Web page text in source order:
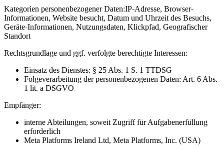
Kategorien personenbezogener Daten:IP-Adresse, Browser-
Informationen, Website besucht, Datum und Uhrzeit des Besuchs,
Geräte-Informationen, Nutzungsdaten, Klickpfad, Geografischer
Standort
Rechtsgrundlage und ggf. verfolgte berechtigte Interessen:
Einsatz des Dienstes: § 25 Abs. 1 S. 1 TTDSG
Folgeverarbeitung der personenbezogenen Daten: Art. 6 Abs.
1 lit. a DSGVO
Empfänger:
interne Abteilungen, soweit Zugriff für Aufgabenerfüllung
erforderlich
Meta Platforms Ireland Ltd, Meta Platforms, Inc. (USA)